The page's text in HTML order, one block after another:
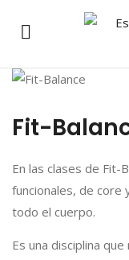
Fit-
En las clases de Fit-
funcionales, de core
todo el cuerpo.
Es una disciplina